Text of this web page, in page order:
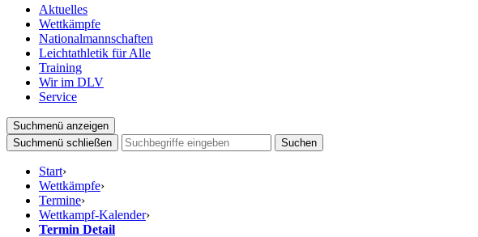
Aktuelles
Wettkämpfe
Nationalmannschaften
Leichtathletik für Alle
Training
Wir im DLV
Service
Suchmenü anzeigen
Suchmenü schließen
Suchen
Start›
Wettkämpfe›
Termine›
Wettkampf-Kalender›
Termin Detail